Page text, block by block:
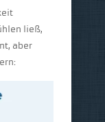
ließ,
aber